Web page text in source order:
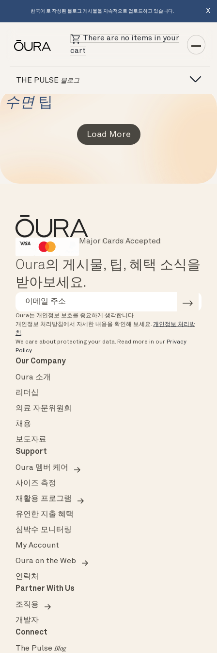
한국어 로 작성된 블로그 게시물을 지속적으로 업로드하고 있습니다. X
There are no items in your
cart
THE PULSE 블로그
수면 팁
Load More
HSA/FSA Eligible
Instant Checkout
Major Cards Accepted
Oura의 게시물, 팁, 혜택 소식을
받아보세요.
Oura는 개인정보 보호를 중요하게 생각합니다.
개인정보 처리방침에서 자세한 내용을 확인해 보세요. 개인정보 처리방
침 .
We care about protecting your data. Read more in our Privacy
Policy.
Our Company
Oura 소개
리더십
의료 자문위원회
채용
보도자료
Support
Oura 멤버 케어
사이즈 측정
재활용 프로그램
유연한 지출 혜택
심박수 모니터링
My Account
Oura on the Web
연락처
Partner With Us
조직용
개발자
Connect
The PulseBlog